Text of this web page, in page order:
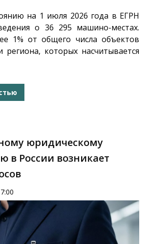
на 1 июля 2026 года в ЕГРН
о 36 295 машино-местах.
1% от общего числа объектов
региона, которых насчитывается
юридическому
в России возникает